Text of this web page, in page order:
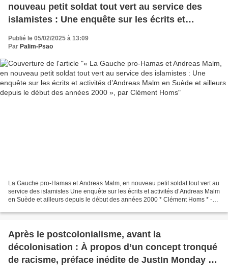
nouveau petit soldat tout vert au service des
islamistes : Une enquête sur les écrits et
activités d’Andreas Malm en Suède et ailleurs
depuis le début des années 2000 », par Clément
Publié le 05/02/2025 à 13:09
Par Palim-Psao
La Gauche pro-Hamas et Andreas Malm, en nouveau petit soldat tout vert au
service des islamistes Une enquête sur les écrits et activités d’Andreas Malm
en Suède et ailleurs depuis le début des années 2000 * Clément Homs * -
Après le postcolonialisme, avant la
décolonisation : À propos d’un concept tronqué
de racisme, préface inédite de JustIn Monday au